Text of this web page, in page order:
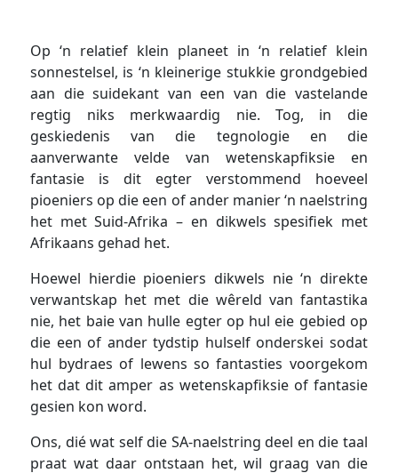
Op ‘n relatief klein planeet in ‘n relatief klein
sonnestelsel, is ‘n kleinerige stukkie grondgebied
aan die suidekant van een van die vastelande
regtig niks merkwaardig nie. Tog, in die
geskiedenis van die tegnologie en die
aanverwante velde van wetenskapfiksie en
fantasie is dit egter verstommend hoeveel
pioeniers op die een of ander manier ‘n naelstring
het met Suid-Afrika – en dikwels spesifiek met
Afrikaans gehad het.
Hoewel hierdie pioeniers dikwels nie ‘n direkte
verwantskap het met die wêreld van fantastika
nie, het baie van hulle egter op hul eie gebied op
die een of ander tydstip hulself onderskei sodat
hul bydraes of lewens so fantasties voorgekom
het dat dit amper as wetenskapfiksie of fantasie
gesien kon word.
Ons, dié wat self die SA-naelstring deel en die taal
praat wat daar ontstaan het, wil graag van die